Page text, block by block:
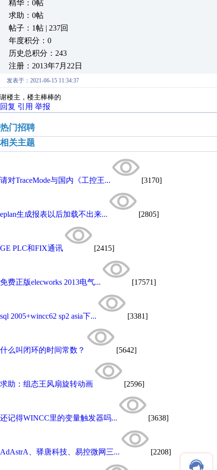
精华：0帖
求助：0帖
帖子：1帖 | 237回
年度积分：0
历史总积分：243
注册：2013年7月22日
发表于：2021-06-15 11:34:37
谢楼主，楼主棒棒的
回复 引用 举报
热门招聘
相关主题
请对TraceMode与国内《工控王... [3170]
eplan生成报表以后加载不出来... [2805]
GE PLC和FIX通讯 [2415]
免费正版elecworks 2013电气... [17571]
sql 2005+wincc62 sp2 asia下... [3381]
什么叫闭环的时间常数？ [5642]
求助：组态王风扇旋转动画 [2596]
还记得WINCC里的变量触发器吗... [3638]
AdAstrA、驿唐科技、易控微网三... [2208]